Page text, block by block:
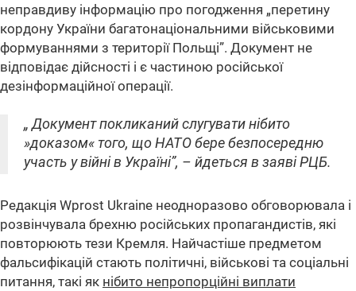
неправдиву інформацію про погодження „перетину
кордону України багатонаціональними військовими
формуваннями з території Польщі”. Документ не
відповідає дійсності і є частиною російської
дезінформаційної операції.
„ Документ покликаний слугувати нібито
»доказом« того, що НАТО бере безпосередню
участь у війні в Україні”, – йдеться в заяві РЦБ.
Редакція Wprost Ukraine неодноразово обговорювала і
розвінчувала брехню російських пропагандистів, які
повторюють тези Кремля. Найчастіше предметом
фальсифікацій стають політичні, військові та соціальні
питання, такі як нібито непропорційні виплати